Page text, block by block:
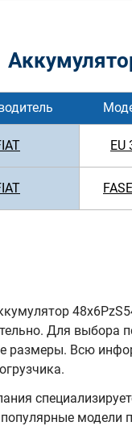
EU
Для выбора
размеры. Всю
модели